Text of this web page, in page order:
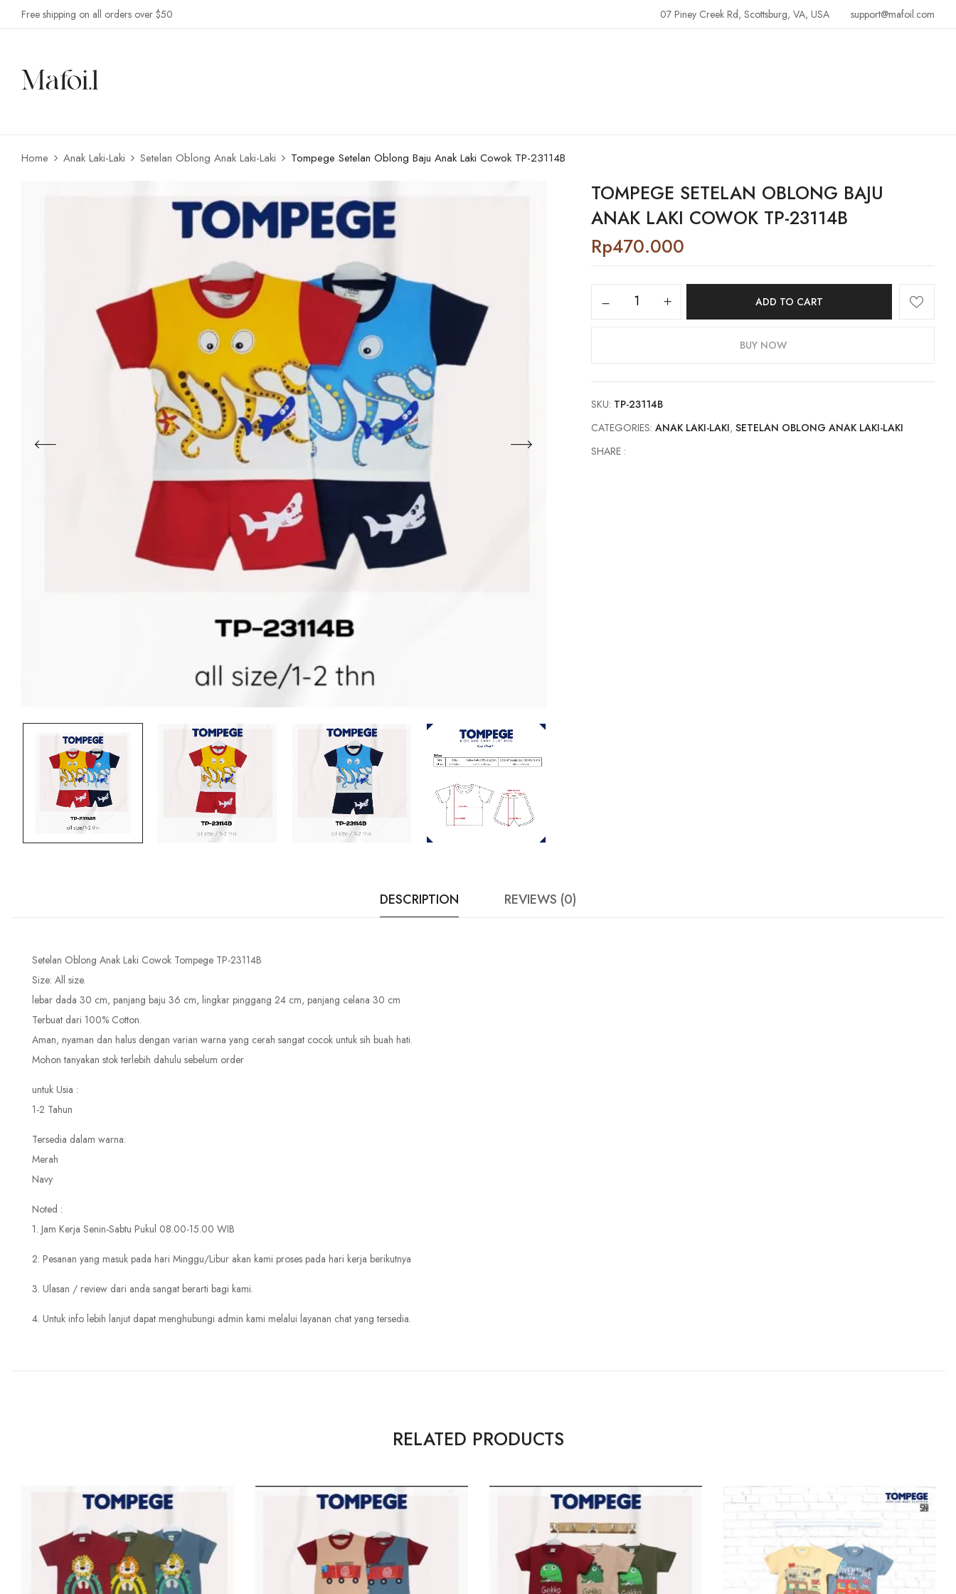
Free shipping on all orders over $50 07 Piney Creek Rd, Scottsburg, VA, USA support@mafoil.com
Home Anak Laki-Laki Setelan Oblong Anak Laki-Laki Tompege Setelan Oblong Baju Anak Laki Cowok TP-23114B
TOMPEGE SETELAN OBLONG BAJU
ANAK LAKI COWOK TP-23114B
Rp470.000
Setelan
TP-
23114B
ADD TO CART
BUY NOW
SKU: TP-23114B
CATEGORIES:ANAK LAKI-LAKI,SETELAN OBLONG ANAK LAKI-LAKI
SHARE :
DESCRIPTION REVIEWS (0)
Setelan Oblong Anak Laki Cowok Tompege TP-23114B
Size: All size.
lebar dada 30 cm, panjang baju 36 cm, lingkar pinggang 24 cm, panjang celana 30 cm
Terbuat dari 100% Cotton.
Aman, nyaman dan halus dengan varian warna yang cerah sangat cocok untuk sih buah hati.
Mohon tanyakan stok terlebih dahulu sebelum order
untuk Usia :
1-2 Tahun
Tersedia dalam warna:
Merah
Navy
Noted :
1. Jam Kerja Senin-Sabtu Pukul 08.00-15.00 WIB
2. Pesanan yang masuk pada hari Minggu/Libur akan kami proses pada hari kerja berikutnya
3. Ulasan / review dari anda sangat berarti bagi kami.
4. Untuk info lebih lanjut dapat menghubungi admin kami melalui layanan chat yang tersedia.
RELATED PRODUCTS